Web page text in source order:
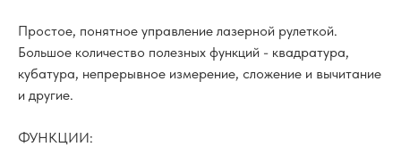
Простое, понятное управление лазерной рулеткой.
Большое количество полезных функций - квадратура,
кубатура, непрерывное измерение, сложение и вычитание
и другие.
ФУНКЦИИ: